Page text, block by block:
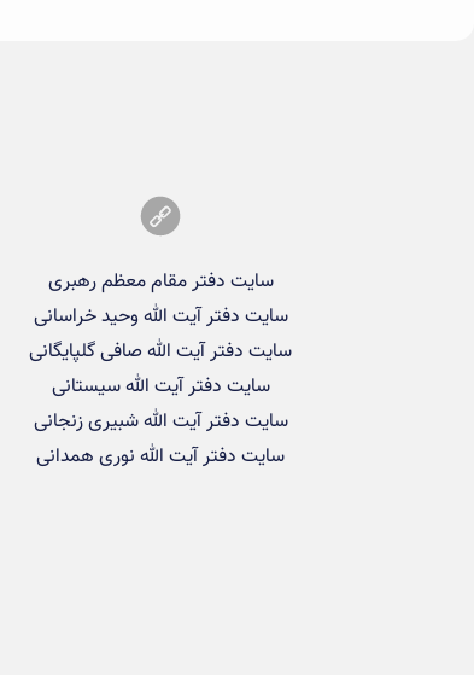
سایت دفتر مقام معظم رهبری
سایت دفتر آیت الله وحید خراسانی
سایت دفتر آیت الله صافی گلپایگانی
سایت دفتر آیت الله سیستانی
سایت دفتر آیت الله شبیری زنجانی
سایت دفتر آیت الله نوری همدانی